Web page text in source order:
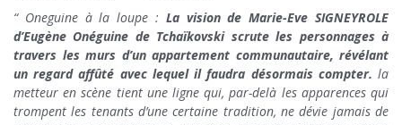
“ Oneguine à la loupe : La vision de Marie-Eve SIGNEYROLE
d’Eugène Onéguine de Tchaïkovski scrute les personnages à
travers les murs d’un appartement communautaire, révélant
un regard affûté avec lequel il faudra désormais compter. la
metteur en scène tient une ligne qui, par-delà les apparences qui
trompent les tenants d’une certaine tradition, ne dévie jamais de